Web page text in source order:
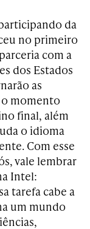
da
no primeiro
com a
dos Estados
as
o momento
final, além
o idioma
Com esse
vale lembrar
Intel:
tarefa cabe a
um mundo